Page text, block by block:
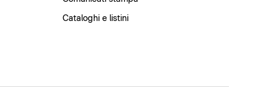
Cataloghi e listini